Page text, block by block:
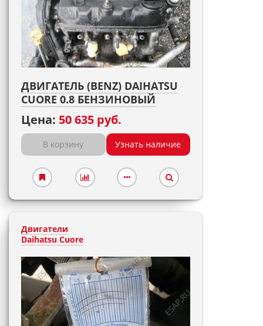
ДВИГАТЕЛЬ (BENZ) DAIHATSU
CUORE 0.8 БЕНЗИНОВЫЙ
Цена: 50 635 руб.
В корзину Узнать наличие
Двигатели
Daihatsu Cuore